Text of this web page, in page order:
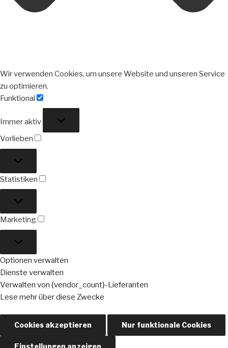
Wir verwenden Cookies, um unsere Website und unseren Service
zu optimieren.
Funktional
Immer aktiv
Vorlieben
Statistiken
Marketing
Optionen verwalten
Dienste verwalten
Verwalten von {vendor_count}-Lieferanten
Lese mehr über diese Zwecke
Cookies akzeptieren Nur funktionale Cookies